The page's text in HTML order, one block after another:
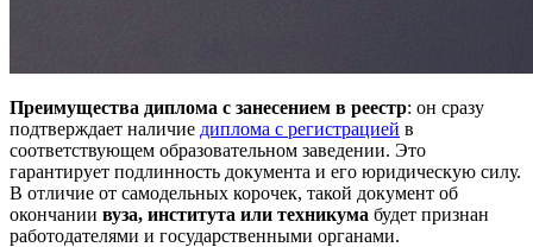
Преимущества диплома с занесением в реестр: он сразу
подтверждает наличие диплома с регистрацией в
соответствующем образовательном заведении. Это
гарантирует подлинность документа и его юридическую силу.
В отличие от самодельных корочек, такой документ об
окончании вуза, института или техникума будет признан
работодателями и государственными органами.